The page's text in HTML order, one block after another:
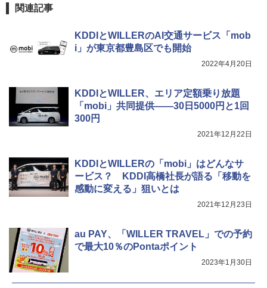
関連記事
KDDIとWILLERのAI交通サービス「mob
i」が東京都豊島区でも開始
2022年4月20日
KDDIとWILLER、エリア定額乗り放題
「mobi」共同提供――30日5000円と1回
300円
2021年12月22日
KDDIとWILLERの「mobi」はどんなサ
ービス？ KDDI高橋社長が語る「移動を
感動に変える」狙いとは
2021年12月23日
au PAY、「WILLER TRAVEL」での予約
で最大10％のPontaポイント
2023年1月30日